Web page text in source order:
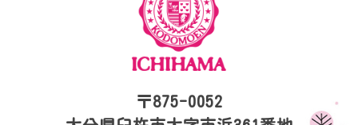
〒875-0052